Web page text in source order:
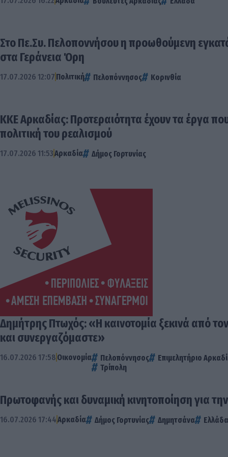
Στο Πε.Συ. Πελοποννήσου η προωθούμενη
στα Γεράνεια Όρη
17.07.2026 12:07 Πολιτική Πελοπόννησος Κορινθία
ΚΚΕ Αρκαδίας: Προτεραιότητα έχουν τα έργα
πολιτική του ρεαλισμού
17.07.2026 11:53Αρκαδία Δήμος Γορτυνίας
Δημήτρης Πτωχός: «Η καινοτομία ξεκινά από
και συνεργαζόμαστε»
16.07.2026 17:58 Οικονομία Πελοπόννησος Επιμελητήριο
Τρίπολη
Πρωτοφανής και δυναμική κινητοποίηση για
16.07.2026 17:44Αρκαδία Δήμος Γορτυνίας Δημητσάνα Ελλάδα